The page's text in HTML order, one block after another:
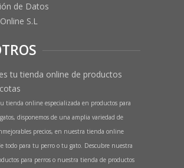
de Datos
S.L
tu tienda online de productos
tienda online especializada en productos para
disponemos de una amplia variedad de
precios, en nuestra tienda online
todo para tu perro o tu gato. Descubre nuestra
para perros o nuestra tienda de productos